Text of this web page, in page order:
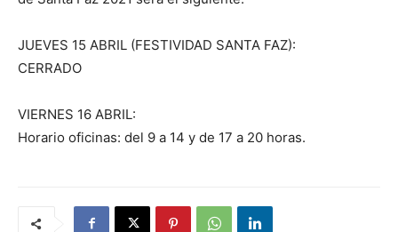
JUEVES 15 ABRIL (FESTIVIDAD SANTA FAZ):
CERRADO
VIERNES 16 ABRIL:
Horario oficinas: del 9 a 14 y de 17 a 20 horas.